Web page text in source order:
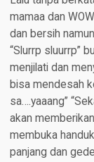
mamaa dan
dan bersih
“Slurrp sluurrp”
menjilati dan
bisa mendesah
sa….yaaang”
akan
membuka
panjang dan